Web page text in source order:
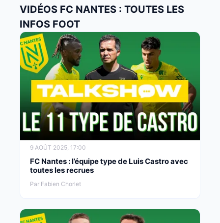
VIDÉOS FC NANTES : TOUTES LES
INFOS FOOT
9 AOÛT 2025, 17:00
FC Nantes : l’équipe type de Luis Castro avec
toutes les recrues
Par Fabien Chorlet